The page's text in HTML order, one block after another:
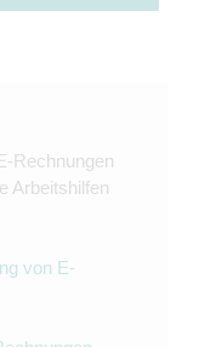
Rechnungen
Arbeitshilfen
von E-